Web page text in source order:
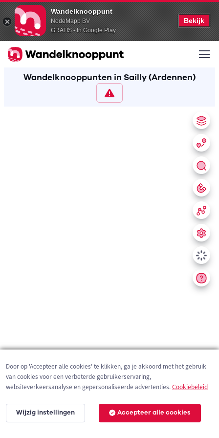
Wandelknooppunt
NodeMapp BV
GRATIS - In Google Play
Bekijk
Wandelknooppunten in Sailly (Ardennen)
200 m
Door op 'Accepteer alle cookies' te klikken, ga je akkoord met het gebruik
van cookies voor een verbeterde gebruikerservaring,
websiteverkeersanalyse en gepersonaliseerde advertenties.Cookiebeleid
Wijzig instellingen Accepteer alle cookies